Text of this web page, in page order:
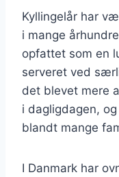
Kyllingelår har
i mange
opfattet som en
serveret ved
det blevet mere
i dagligdagen,
blandt mange
I Danmark har